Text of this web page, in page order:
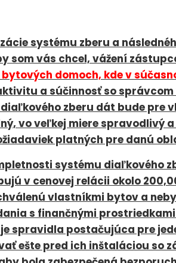
systému zberu a
som vás chcel, vážení
domoch, kde v
a súčinnosť so
zberu dát bude pre
vo veľkej miere spravodlivý
platných pre danú
systému diaľkového
v cenovej relácii okolo
vlastníkmi bytov a
s finančnými
spravidla postačujúca pre
ešte pred ich inštaláciou so